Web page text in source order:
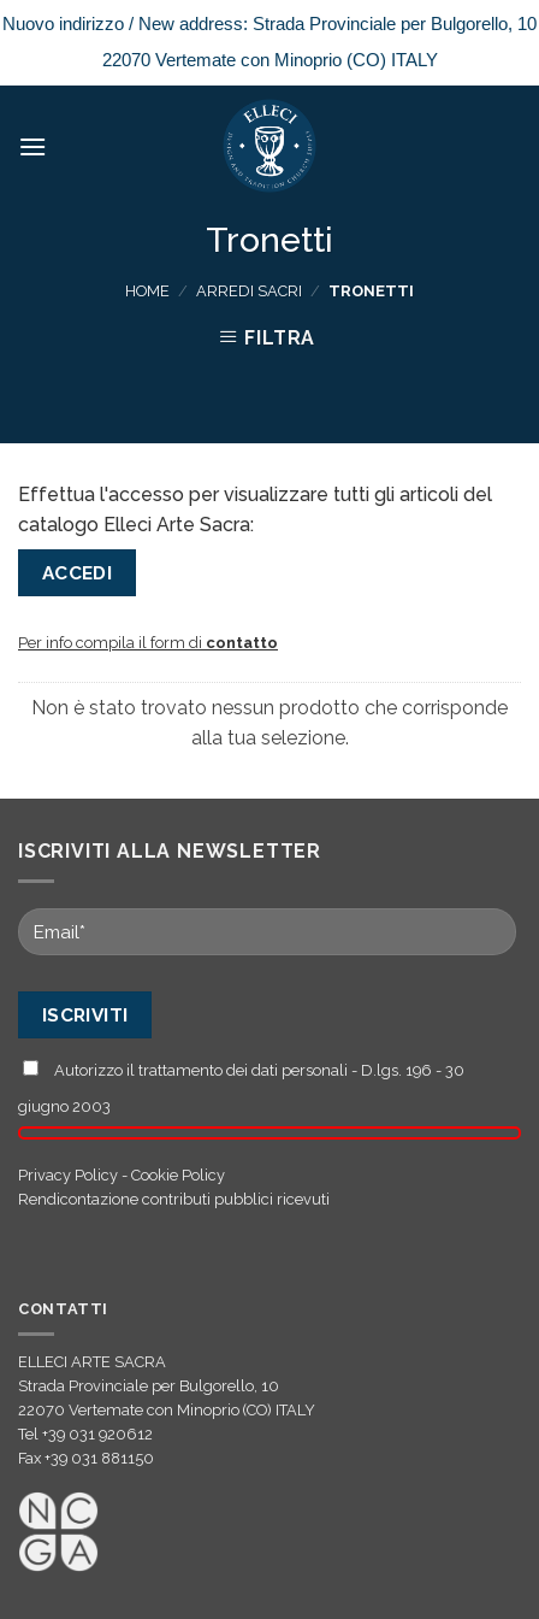
Nuovo indirizzo / New address: Strada Provinciale per Bulgorello, 10
22070 Vertemate con Minoprio (CO) ITALY
content
Tronetti
HOME / ARREDI SACRI / TRONETTI
FILTRA
Effettua l'accesso per visualizzare tutti gli articoli del
catalogo Elleci Arte Sacra:
ACCEDI
Per info compila il form di contatto
Non è stato trovato nessun prodotto che corrisponde
alla tua selezione.
ISCRIVITI ALLA NEWSLETTER
Autorizzo il trattamento dei dati personali - D.lgs. 196 - 30
giugno 2003
Privacy Policy - Cookie Policy
Rendicontazione contributi pubblici ricevuti
CONTATTI
ELLECI ARTE SACRA
Strada Provinciale per Bulgorello, 10
22070 Vertemate con Minoprio (CO) ITALY
Tel +39 031 920612
Fax +39 031 881150